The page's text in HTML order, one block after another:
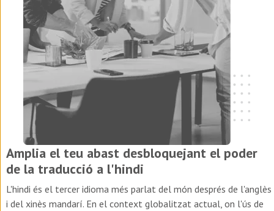
Amplia el teu abast desbloquejant el poder
de la traducció a l'hindi
L'hindi és el tercer idioma més parlat del món després de l'anglès
i del xinès mandarí. En el context globalitzat actual, on l'ús de